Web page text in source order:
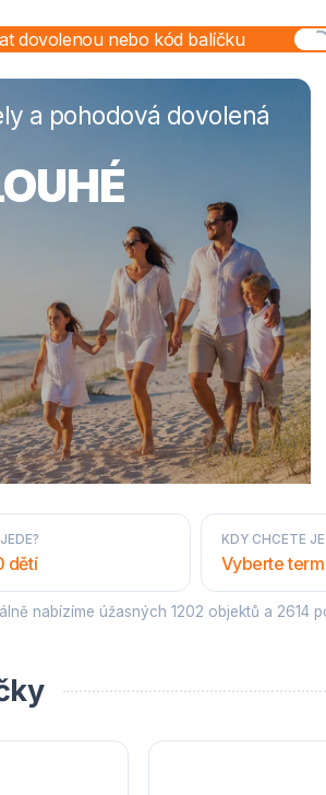
a pohodová dovolená
dětí
KDY CHCETE
Vyberte
nabízíme úžasných 1202 objektů a 2614